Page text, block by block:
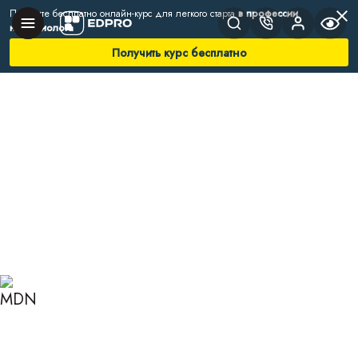
Получите бесплатно онлайн-курс для легкого стартав профессии
нутрициолога
Получить курс бесплатно